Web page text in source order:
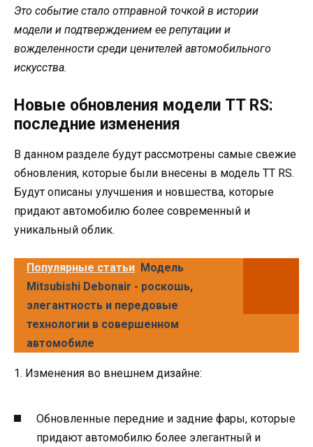
Это событие стало отправной точкой в истории
модели и подтверждением ее репутации и
вожделенности среди ценителей автомобильного
искусства.
Новые обновления модели TT RS:
последние изменения
В данном разделе будут рассмотрены самые свежие
обновления, которые были внесены в модель TT RS.
Будут описаны улучшения и новшества, которые
придают автомобилю более современный и
уникальный облик.
Популярные статьи Модель
Mitsubishi Debonair - роскошь,
элегантность и передовые
технологии в совершенном
автомобиле
1. Изменения во внешнем дизайне:
Обновленные передние и задние фары, которые
придают автомобилю более элегантный и